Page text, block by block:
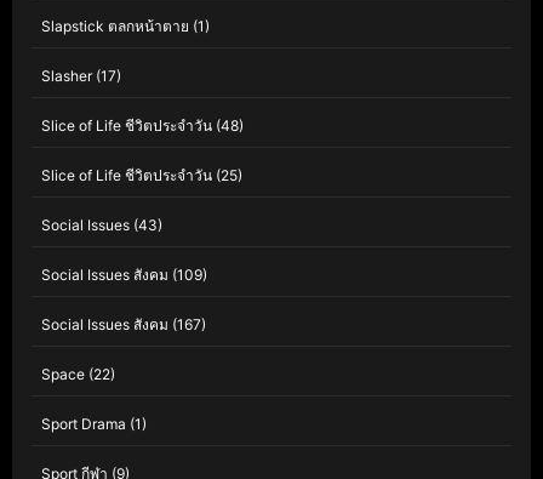
Slapstick ตลกหน้าตาย (1)
Slasher(17)
Slice of Life ชีวิตประจำวัน (48)
Slice of Life ชีวิตประจำวัน (25)
Social Issues (43)
Social Issues สังคม (109)
Social Issues สังคม (167)
Space (22)
Sport Drama (1)
Sport กีฬา (9)